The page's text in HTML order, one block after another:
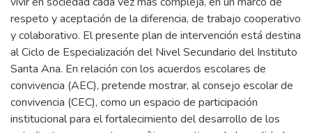
respeto y aceptación de la diferencia, de trabajo cooperativo
y colaborativo. El presente plan de intervención está destina
al Ciclo de Especialización del Nivel Secundario del Instituto
Santa Ana. En relación con los acuerdos escolares de
convivencia (AEC), pretende mostrar, al consejo escolar de
convivencia (CEC), como un espacio de participación
institucional para el fortalecimiento del desarrollo de los